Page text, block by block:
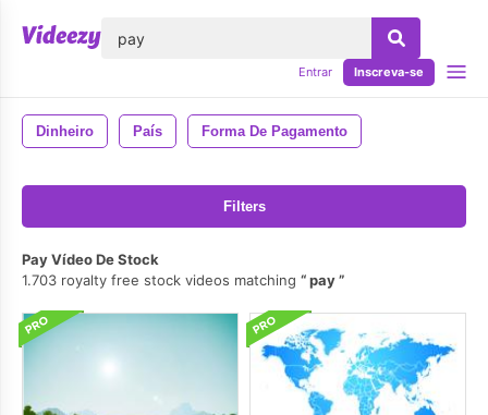
Entrar Inscreva-se
Dinheiro País Forma De Pagamento
Filters
Pay Vídeo De Stock
1.703 royalty free stock videos matching
pay